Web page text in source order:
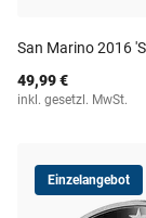
San Marino 2016
49,99 €
inkl. gesetzl. MwSt.
Einzelangebot